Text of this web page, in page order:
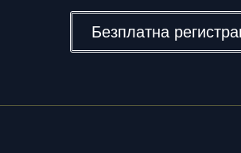
Безплатна